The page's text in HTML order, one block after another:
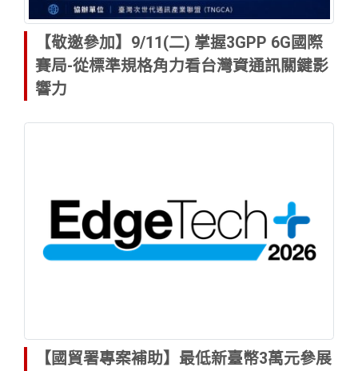
【敬邀參加】9/11(二) 掌握3GPP 6G國際
賽局-從標準規格角力看台灣資通訊關鍵影
響力
【國貿署專案補助】最低新臺幣3萬元參展